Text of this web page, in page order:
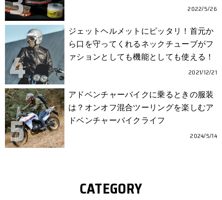
2022/5/26
ジェットヘルメットにピッタリ！首元か
ら口を守ってくれるネックチューブがフ
ァションとしても機能としても使える！
2021/12/21
アドベンチャーバイクに乗るときの服装
は？オンオフ混合ツーリングを楽しむア
ドベンチャーバイクライフ
2024/5/14
CATEGORY